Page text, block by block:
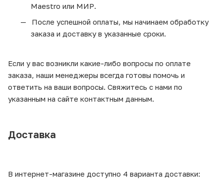
Maestro или МИР.
После успешной оплаты, мы начинаем обработку
заказа и доставку в указанные сроки.
Если у вас возникли какие-либо вопросы по оплате
заказа, наши менеджеры всегда готовы помочь и
ответить на ваши вопросы. Свяжитесь с нами по
указанным на сайте контактным данным.
Доставка
В интернет-магазине доступно 4 варианта доставки: